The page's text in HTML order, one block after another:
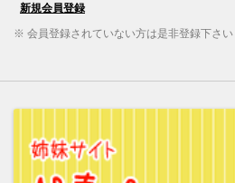
※ 会員登録されていない方は是非登録下さい